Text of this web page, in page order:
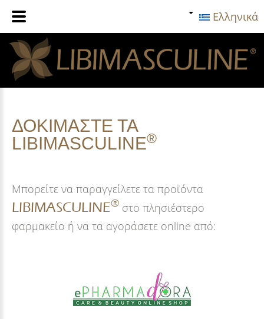
Ελληνικά
ΔΟΚΙΜΆΣΤΕ ΤΑ
LIBIMASCULINE®
Μπορείτε να παραγγείλετε τα προϊόντα
LIBIMASCULINE® στο πλησιέστερο
φαρμακείο ή να τα αγοράσετε online από: